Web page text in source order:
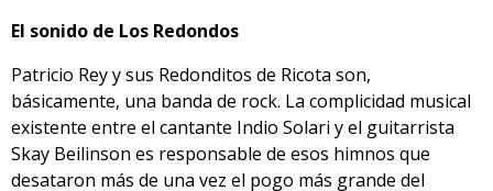
El sonido de Los Redondos
Patricio Rey y sus Redonditos de Ricota son,
básicamente, una banda de rock. La complicidad musical
existente entre el cantante Indio Solari y el guitarrista
Skay Beilinson es responsable de esos himnos que
desataron más de una vez el pogo más grande del